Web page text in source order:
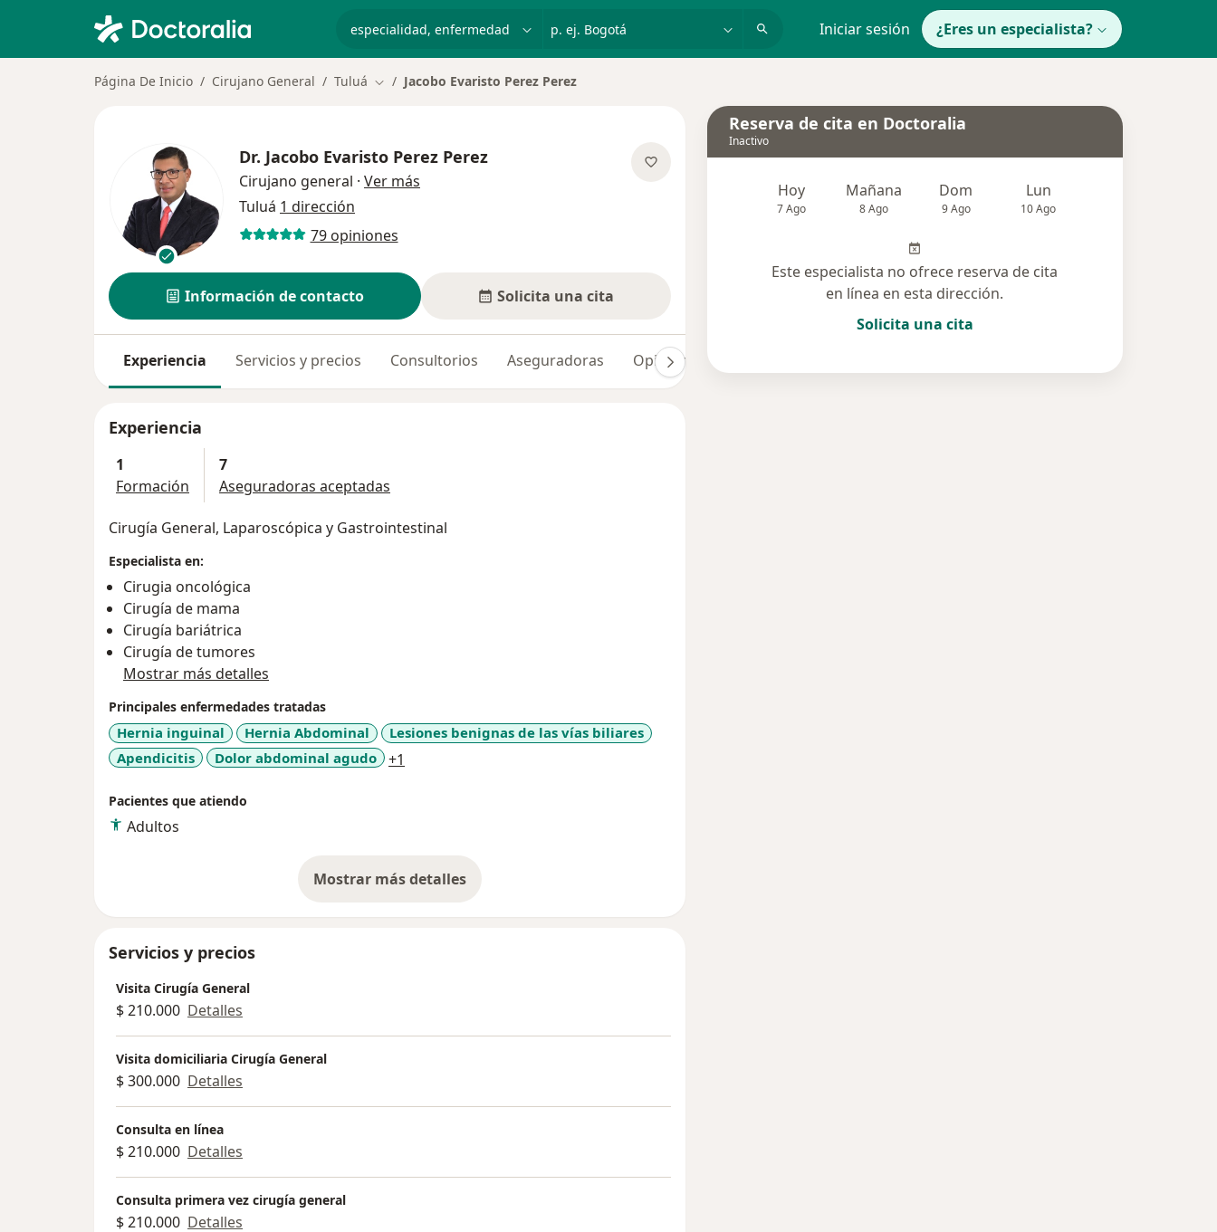
p. ej. Bogotá Iniciar sesión ¿Eres un especialista?
Página De Inicio Cirujano General Tuluá Cambiar de ciudad
Jacobo Evaristo Perez Perez
Dr. Jacobo Evaristo Perez Perez
Cirujano general · Ver más
Tuluá 1 dirección
79 opiniones
Información de contacto Solicita una cita
Experiencia Servicios y precios Consultorios Aseguradoras Opiniones (79)
Experiencia
1
Formación
7
Aseguradoras aceptadas
Cirugía General, Laparoscópica y Gastrointestinal
Especialista en:
Cirugia oncológica
Cirugía de mama
Cirugía bariátrica
Cirugía de tumores
Mostrar más detalles
Principales enfermedades tratadas
Hernia inguinal Hernia Abdominal
Lesiones benignas de las vías biliares
Apendicitis
Dolor abdominal agudo +1
Pacientes que atiendo
Adultos
Mostrar más detalles
sobre la experiencia
Servicios y precios
Visita Cirugía General
$ 210.000 Detalles
Visita domiciliaria Cirugía General
$ 300.000 Detalles
Consulta en línea
$ 210.000 Detalles
Consulta primera vez cirugía general
$ 210.000 Detalles
Reserva de cita en Doctoralia
Inactivo
Hoy
7 Ago
Mañana
8 Ago
Dom
9 Ago
Lun
10 Ago
Este especialista no ofrece reserva de cita
en línea en esta dirección.
Solicita una cita